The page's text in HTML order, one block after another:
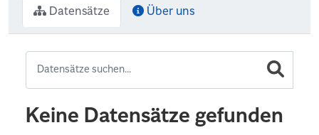
Datensätze Über uns
Keine Datensätze gefunden